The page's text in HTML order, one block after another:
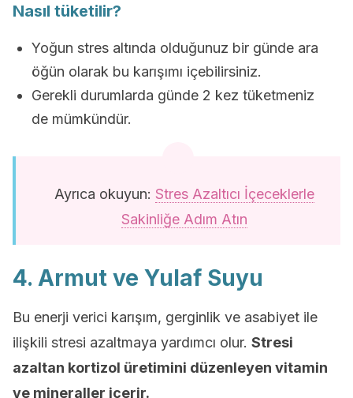
Nasıl tüketilir?
Yoğun stres altında olduğunuz bir günde ara
öğün olarak bu karışımı içebilirsiniz.
Gerekli durumlarda günde 2 kez tüketmeniz
de mümkündür.
Ayrıca okuyun: Stres Azaltıcı İçeceklerle
Sakinliğe Adım Atın
4. Armut ve Yulaf Suyu
Bu enerji verici karışım, gerginlik ve asabiyet ile
ilişkili stresi azaltmaya yardımcı olur. Stresi
azaltan kortizol üretimini düzenleyen vitamin
ve mineraller içerir.